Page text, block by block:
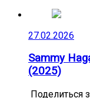
27.02.2026
Sammy
(2025)